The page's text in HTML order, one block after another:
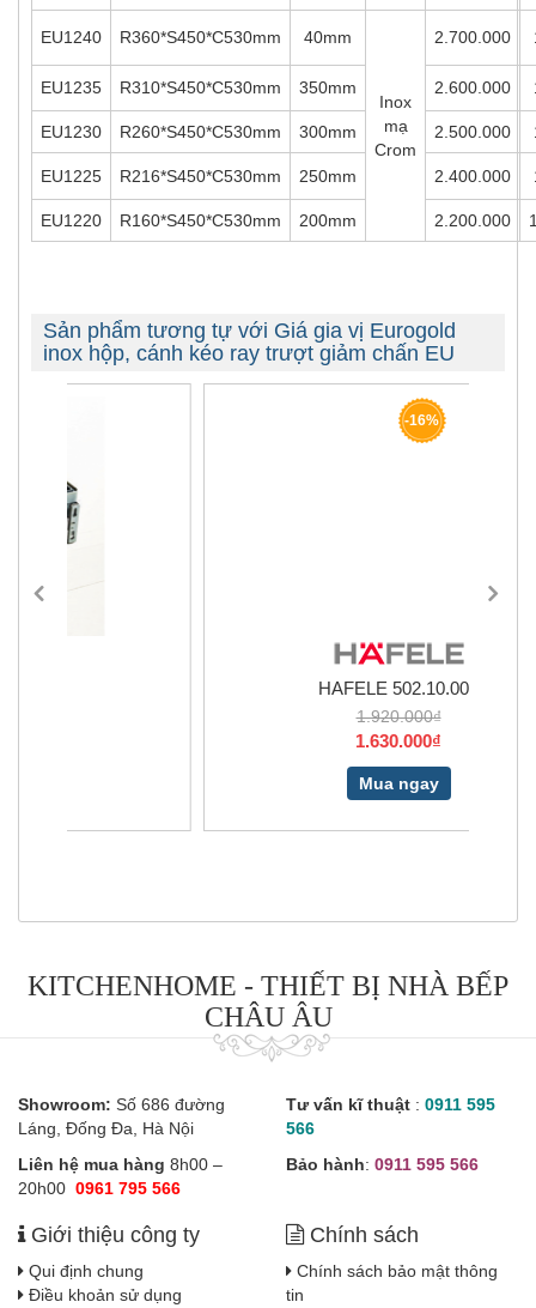
EU1240 R360*S450*C530mm 40mm
Inox
mạ
Crom
2.700.000
EU1235 R310*S450*C530mm 350mm 2.600.000
EU1230 R260*S450*C530mm 300mm 2.500.000
EU1225 R216*S450*C530mm 250mm 2.400.000
EU1220 R160*S450*C530mm 200mm 2.200.000
Sản phẩm tương tự với Giá gia vị Eurogold
inox hộp, cánh kéo ray trượt giảm chấn EU
HAFELE 502.10.000
KITCHENHOME - THIẾT BỊ NHÀ BẾP
CHÂU ÂU
Showroom: Số 686 đường
Láng, Đống Đa, Hà Nội
Liên hệ mua hàng 8h00 –
20h00 0961 795 566
Tư vấn kĩ thuật : 0911 595
566
Bảo hành: 0911 595 566
Giới thiệu công ty
Qui định chung
Điều khoản sử dụng
Chính sách
Chính sách bảo mật thông
tin